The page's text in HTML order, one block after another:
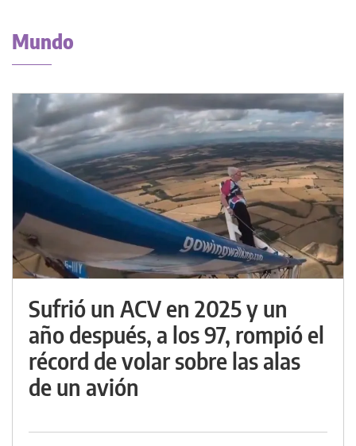
Mundo
Sufrió un ACV en 2025 y un
año después, a los 97, rompió el
récord de volar sobre las alas
de un avión